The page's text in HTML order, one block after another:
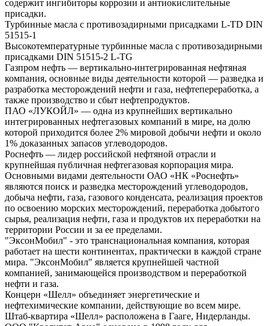
содержит ингибиторы коррозии и антиокислительные
присадки.
Турбинные масла с противозадирными присадками L-TD DIN
51515-1
Высокотемпературные турбинные масла с противозадирными
присадками DIN 51515-2 L-TG
Газпром нефть — вертикально-интегрированная нефтяная
компания, основные виды деятельности которой — разведка и
разработка месторождений нефти и газа, нефтепереработка, а
также производство и сбыт нефтепродуктов.
ПАО «ЛУКОЙЛ» — одна из крупнейших вертикально
интегрированных нефтегазовых компаний в мире, на долю
которой приходится более 2% мировой добычи нефти и около
1% доказанных запасов углеводородов.
Роснефть — лидер российской нефтяной отрасли и
крупнейшая публичная нефтегазовая корпорация мира.
Основными видами деятельности ОАО «НК «Роснефть»
являются поиск и разведка месторождений углеводородов,
добыча нефти, газа, газового конденсата, реализация проектов
по освоению морских месторождений, переработка добытого
сырья, реализация нефти, газа и продуктов их переработки на
территории России и за ее пределами.
"ЭксонМобил" - это транснациональная компания, которая
работает на шести континентах, практически в каждой стране
мира. "ЭксонМобил" является крупнейшей частной
компанией, занимающейся производством и переработкой
нефти и газа.
Концерн «Шелл» объединяет энергетические и
нефтехимические компании, действующие во всем мире.
Штаб-квартира «Шелл» расположена в Гааге, Нидерланды.